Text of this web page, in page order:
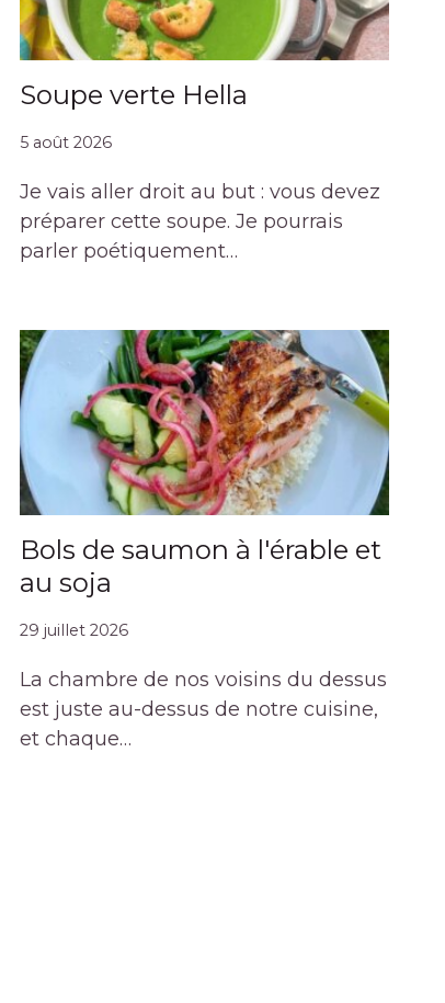
Soupe verte Hella
5 août 2026
Je vais aller droit au but : vous devez
préparer cette soupe. Je pourrais
parler poétiquement…
Bols de saumon à l'érable et
au soja
29 juillet 2026
La chambre de nos voisins du dessus
est juste au-dessus de notre cuisine,
et chaque…